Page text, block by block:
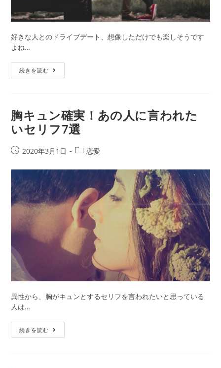
に……！？
好きな人とのドライブデート、想像しただけでも楽しそうです
よね…
続きを読む
断
ド
ラ
イ
デ
ト
の
落
し
穴
て？
胸キュン確実！あの人に言われた
いセリフ7選
投
公
開
日:
2020年3月1日
投
カ
ゴ
リ
ー:
恋愛
異性から、胸がキュンとするセリフを言われたいと思っている
人は…
続きを読む
キ